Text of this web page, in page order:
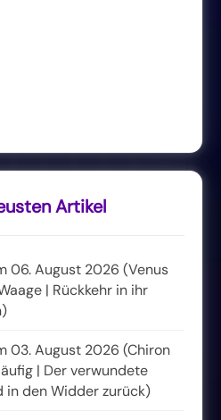
Artikel
06. August 2026 (Venus
| Rückkehr in ihr
03. August 2026 (Chiron
| Der verwundete
in den Widder zurück)